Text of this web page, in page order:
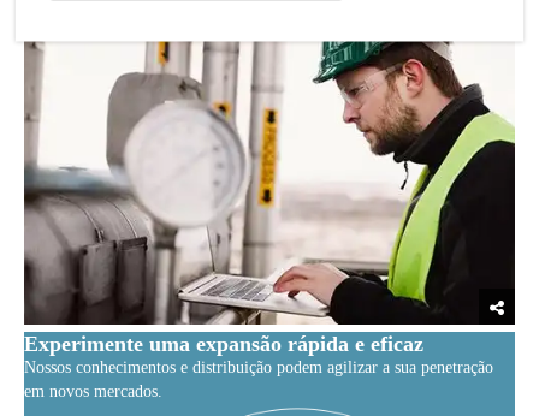
Experimente uma expansão rápida e eficaz
Nossos conhecimentos e distribuição podem agilizar a sua penetração
em novos mercados.